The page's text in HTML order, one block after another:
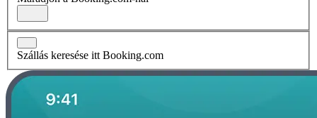
Szállás keresése itt Booking.com